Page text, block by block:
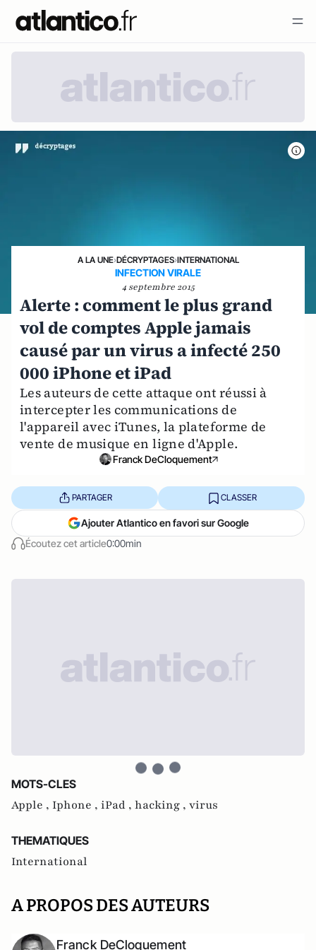
A LA UNE›DÉCRYPTAGES›INTERNATIONAL
INFECTION VIRALE
4 septembre 2015
Alerte : comment le plus grand
vol de comptes Apple jamais
causé par un virus a infecté 250
000 iPhone et iPad
Les auteurs de cette attaque ont réussi à
intercepter les communications de
l'appareil avec iTunes, la plateforme de
vente de musique en ligne d'Apple.
Franck DeCloquement
Écoutez cet article0:00min
PARTAGER CLASSER
Ajouter Atlantico en favori sur Google
MOTS-CLES
Apple , Iphone , iPad , hacking , virus
THEMATIQUES
International
A PROPOS DES AUTEURS
Franck DeCloquement